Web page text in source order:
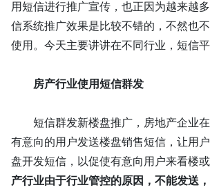
用短信进行推广宣传，也正因为越来越
信系统推广效果是比较不错的，不然也
使用。今天主要讲讲在不同行业， 短信
房产行业使用短信群发
短信群发新楼盘推广，房地产企业
有意向的用户发送楼盘销售短信 ，让用
盘开发短信 ，以促使有意向用户来看楼或
产行业由于行业管控的原因，不能发送